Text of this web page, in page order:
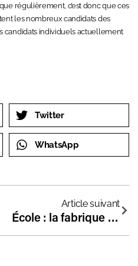
régulièrement, c’est donc que ces
les nombreux candidats des
candidats individuels actuellement
Twitter
WhatsApp
Article suivant
École : la fabrique des crétins ? Avec Jean-Paul Brighelli